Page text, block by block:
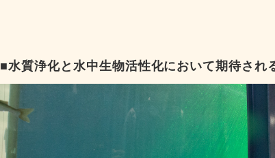
■水質浄化と水中生物活性化において期待され